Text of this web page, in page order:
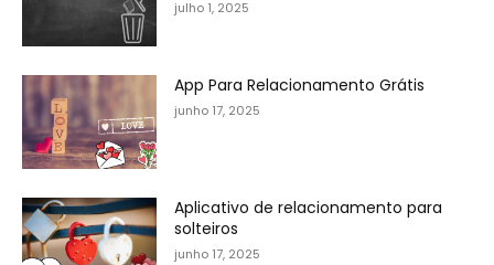
julho 1, 2025
App Para Relacionamento Grátis
junho 17, 2025
Aplicativo de relacionamento para
solteiros
junho 17, 2025